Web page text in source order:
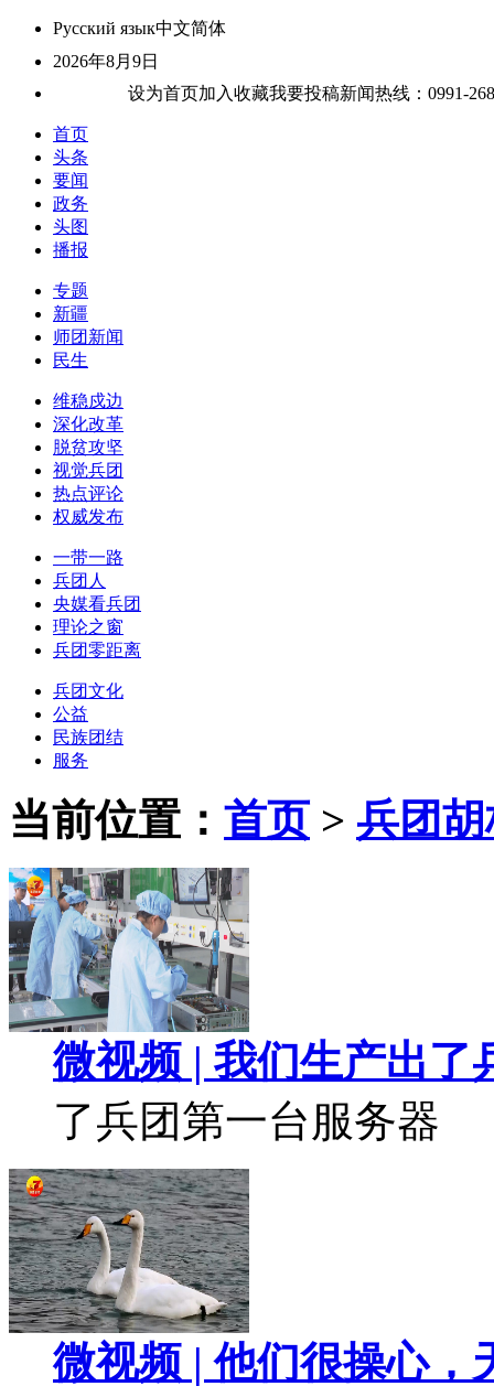
Русский язык中文简体
2026年8月9日
设为首页加入收藏我要投稿新闻热线：0991-
首页
头条
要闻
政务
头图
播报
专题
新疆
师团新闻
民生
维稳戍边
深化改革
脱贫攻坚
视觉兵团
热点评论
权威发布
一带一路
兵团人
央媒看兵团
理论之窗
兵团零距离
兵团文化
公益
民族团结
服务
当前位置： 首页 > 兵团
微视频 | 我们生产出了
了兵团第一台服务器
微视频 | 他们很操心，